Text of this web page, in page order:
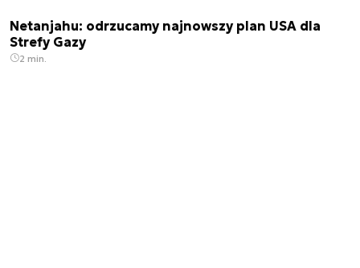
Netanjahu: odrzucamy najnowszy plan USA dla
Strefy Gazy
2 min.